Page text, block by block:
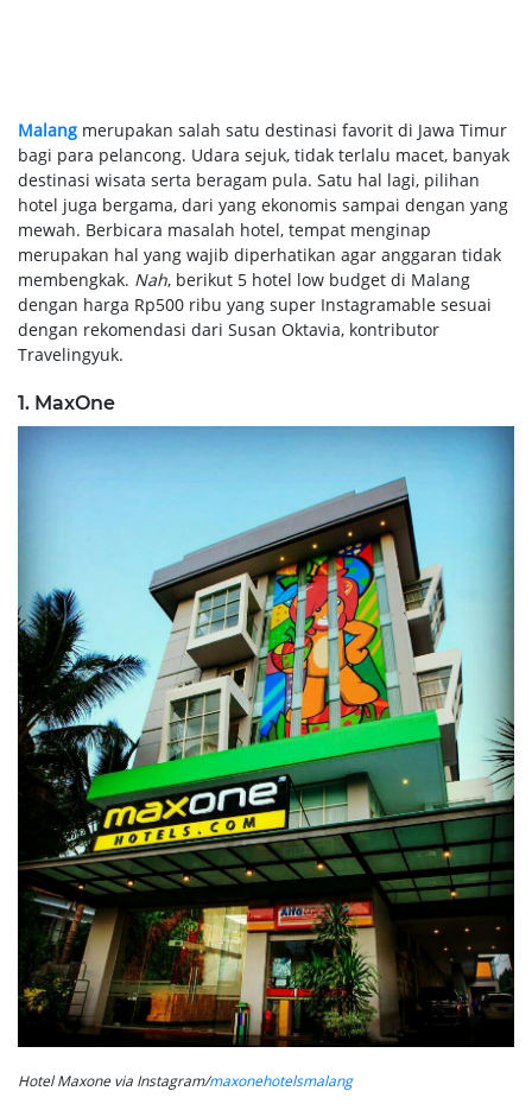
Malang merupakan salah satu destinasi favorit di Jawa Timur
bagi para pelancong. Udara sejuk, tidak terlalu macet, banyak
destinasi wisata serta beragam pula. Satu hal lagi, pilihan
hotel juga bergama, dari yang ekonomis sampai dengan yang
mewah. Berbicara masalah hotel, tempat menginap
merupakan hal yang wajib diperhatikan agar anggaran tidak
membengkak. Nah, berikut 5 hotel low budget di Malang
dengan harga Rp500 ribu yang super Instagramable sesuai
dengan rekomendasi dari Susan Oktavia, kontributor
Travelingyuk.
1. MaxOne
Hotel Maxone via Instagram/maxonehotelsmalang